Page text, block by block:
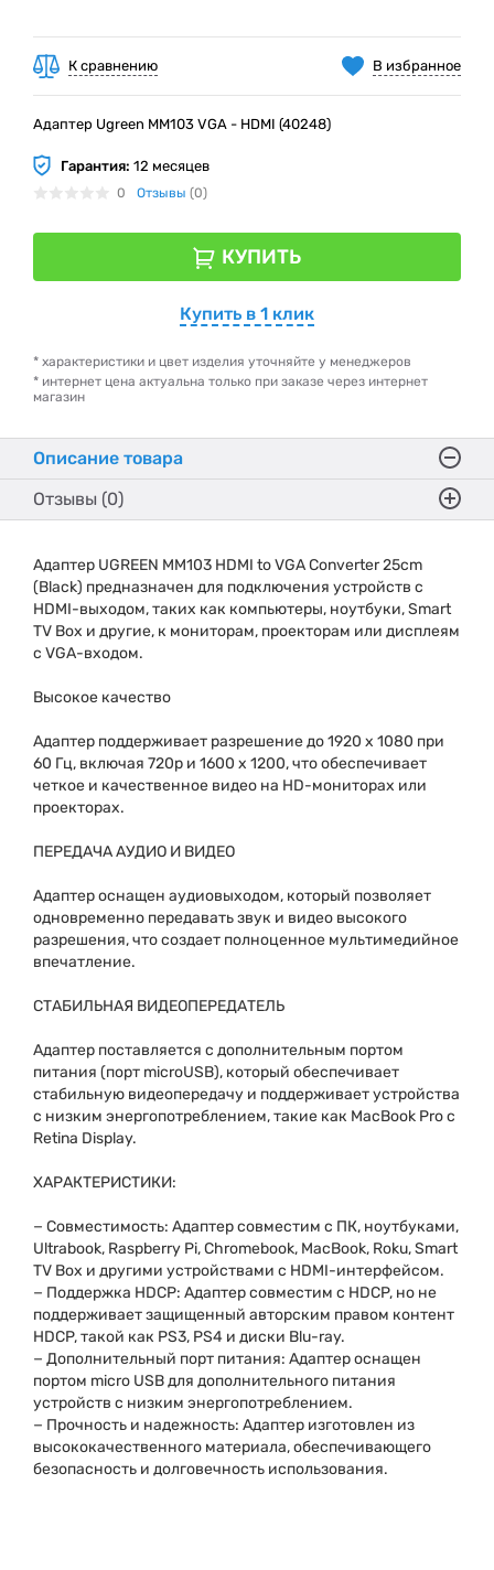
В избранное
К сравнению
Адаптер Ugreen MM103 VGA - HDMI (40248)
Гарантия: 12 месяцев
0 Отзывы (0)
КУПИТЬ
Купить в 1 клик
* характеристики и цвет изделия уточняйте у менеджеров
* интернет цена актуальна только при заказе через интернет
магазин
Описание товара
Отзывы (0)
Адаптер UGREEN MM103 HDMI to VGA Converter 25cm
(Black) предназначен для подключения устройств с
HDMI-выходом, таких как компьютеры, ноутбуки, Smart
TV Box и другие, к мониторам, проекторам или дисплеям
с VGA-входом.
Высокое качество
Адаптер поддерживает разрешение до 1920 x 1080 при
60 Гц, включая 720p и 1600 x 1200, что обеспечивает
четкое и качественное видео на HD-мониторах или
проекторах.
ПЕРЕДАЧА АУДИО И ВИДЕО
Адаптер оснащен аудиовыходом, который позволяет
одновременно передавать звук и видео высокого
разрешения, что создает полноценное мультимедийное
впечатление.
СТАБИЛЬНАЯ ВИДЕОПЕРЕДАТЕЛЬ
Адаптер поставляется с дополнительным портом
питания (порт microUSB), который обеспечивает
стабильную видеопередачу и поддерживает устройства
с низким энергопотреблением, такие как MacBook Pro с
Retina Display.
ХАРАКТЕРИСТИКИ:
− Совместимость: Адаптер совместим с ПК, ноутбуками,
Ultrabook, Raspberry Pi, Chromebook, MacBook, Roku, Smart
TV Box и другими устройствами с HDMI-интерфейсом.
− Поддержка HDCP: Адаптер совместим с HDCP, но не
поддерживает защищенный авторским правом контент
HDCP, такой как PS3, PS4 и диски Blu-ray.
− Дополнительный порт питания: Адаптер оснащен
портом micro USB для дополнительного питания
устройств с низким энергопотреблением.
− Прочность и надежность: Адаптер изготовлен из
высококачественного материала, обеспечивающего
безопасность и долговечность использования.